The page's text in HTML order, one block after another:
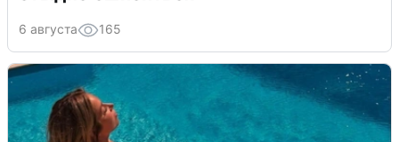
6 августа 165